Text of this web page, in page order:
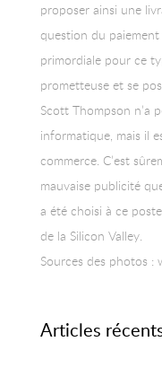
proposer ainsi une
question du
primordiale pour ce
prometteuse et se
Scott Thompson n’a
informatique, mais il
commerce. C’est
mauvaise publicité
a été choisi à ce
de la Silicon Valley.
Sources des photos
Articles